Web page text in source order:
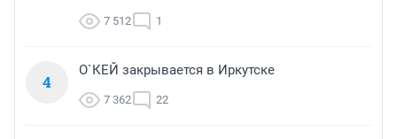
7 512 1
4
О`КЕЙ закрывается в Иркутске
7 362 22